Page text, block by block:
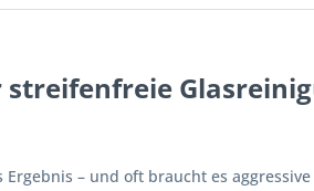
streifenfreie
– und oft braucht es